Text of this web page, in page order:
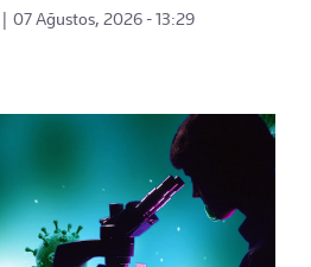
07 Ağustos, 2026 - 13:29